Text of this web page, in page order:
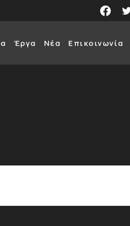
Έργα Νέα Επικοινωνία